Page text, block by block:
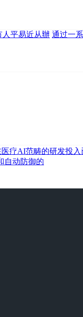
人平易近从辦 通过一
疗AI范畴的研发投入
自动防御的